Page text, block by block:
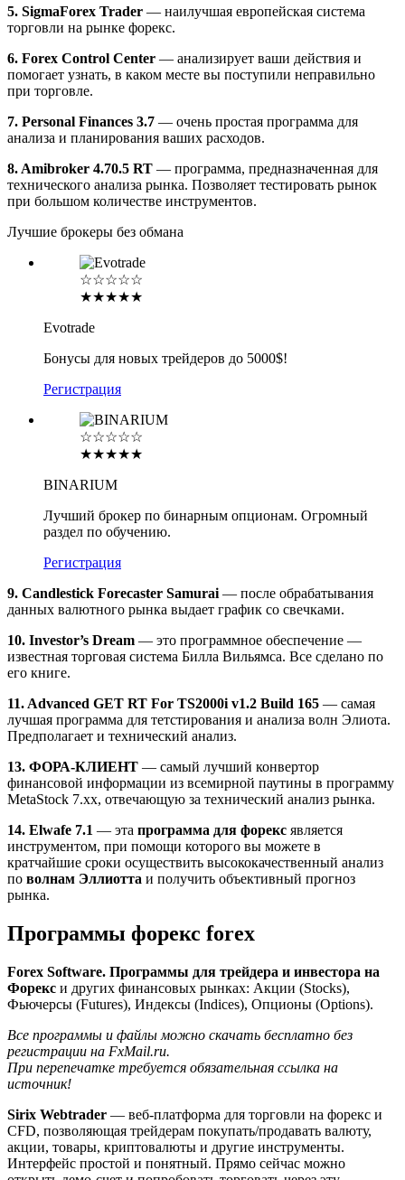
5. SigmaForex Trader — наилучшая европейская система
торговли на рынке форекс.
6. Forex Control Center — анализирует ваши действия и
помогает узнать, в каком месте вы поступили неправильно
при торговле.
7. Personal Finances 3.7 — очень простая программа для
анализа и планирования ваших расходов.
8. Amibroker 4.70.5 RT — программа, предназначенная для
технического анализа рынка. Позволяет тестировать рынок
при большом количестве инструментов.
Лучшие брокеры без обмана
☆☆☆☆☆
★★★★★
Evotrade
Бонусы для новых трейдеров до 5000$!
Регистрация
☆☆☆☆☆
★★★★★
BINARIUM
Лучший брокер по бинарным опционам. Огромный
раздел по обучению.
Регистрация
9. Candlestick Forecaster Samurai — после обрабатывания
данных валютного рынка выдает график со свечками.
10. Investor’s Dream — это программное обеспечение —
известная торговая система Билла Вильямса. Все сделано по
его книге.
11. Advanced GET RT For TS2000i v1.2 Build 165 — самая
лучшая программа для тетстирования и анализа волн Элиота.
Предполагает и технический анализ.
13. ФОРА-КЛИЕНТ — самый лучший конвертор
финансовой информации из всемирной паутины в программу
MetaStock 7.xx, отвечающую за технический анализ рынка.
14. Elwafe 7.1 — эта программа для форекс является
инструментом, при помощи которого вы можете в
кратчайшие сроки осуществить высококачественный анализ
по волнам Эллиотта и получить объективный прогноз
рынка.
Программы форекс forex
Forex Software. Программы для трейдера и инвестора на
Форекс и других финансовых рынках: Акции (Stocks),
Фьючерсы (Futures), Индексы (Indices), Опционы (Options).
Все программы и файлы можно скачать бесплатно без
регистрации на FxMail.ru.
При перепечатке требуется обязательная ссылка на
источник!
Sirix Webtrader — веб-платформа для торговли на форекс и
CFD, позволяющая трейдерам покупать/продавать валюту,
акции, товары, криптовалюты и другие инструменты.
Интерфейс простой и понятный. Прямо сейчас можно